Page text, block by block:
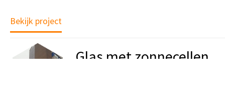
Bekijk project
Glas met zonnecellen